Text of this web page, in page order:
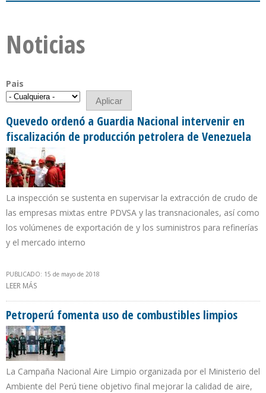
Noticias
Pais
Quevedo ordenó a Guardia Nacional intervenir en
fiscalización de producción petrolera de Venezuela
La inspección se sustenta en supervisar la extracción de crudo de
las empresas mixtas entre PDVSA y las transnacionales, así como
los volúmenes de exportación de y los suministros para refinerías
y el mercado interno
PUBLICADO: 15 de mayo de 2018
LEER MÁS
Petroperú fomenta uso de combustibles limpios
La Campaña Nacional Aire Limpio organizada por el Ministerio del
Ambiente del Perú tiene objetivo final mejorar la calidad de aire,